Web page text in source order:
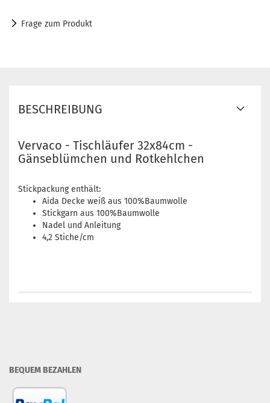
Frage zum Produkt
BESCHREIBUNG
Vervaco - Tischläufer 32x84cm -
Gänseblümchen und Rotkehlchen
Stickpackung enthält:
Aida Decke weiß aus 100%Baumwolle
Stickgarn aus 100%Baumwolle
Nadel und Anleitung
4,2 Stiche/cm
BEQUEM BEZAHLEN